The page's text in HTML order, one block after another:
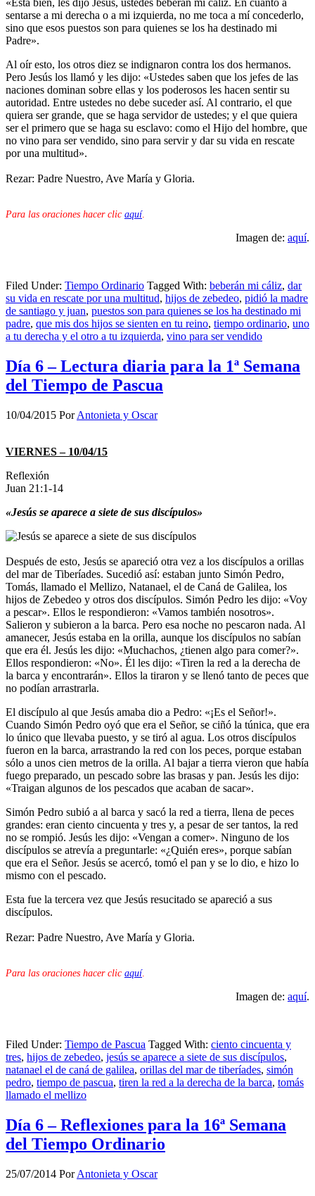
«Está bien, les dijo Jesús, ustedes beberán mi cáliz. En cuanto a
sentarse a mi derecha o a mi izquierda, no me toca a mí concederlo,
sino que esos puestos son para quienes se los ha destinado mi
Padre».
Al oír esto, los otros diez se indignaron contra los dos hermanos.
Pero Jesús los llamó y les dijo: «Ustedes saben que los jefes de las
naciones dominan sobre ellas y los poderosos les hacen sentir su
autoridad. Entre ustedes no debe suceder así. Al contrario, el que
quiera ser grande, que se haga servidor de ustedes; y el que quiera
ser el primero que se haga su esclavo: como el Hijo del hombre, que
no vino para ser vendido, sino para servir y dar su vida en rescate
por una multitud».
Rezar: Padre Nuestro, Ave María y Gloria.
Para las oraciones hacer clic aquí.
Imagen de: aquí.
Filed Under: Tiempo Ordinario Tagged With: beberán mi cáliz, dar
su vida en rescate por una multitud, hijos de zebedeo, pidió la madre
de santiago y juan, puestos son para quienes se los ha destinado mi
padre, que mis dos hijos se sienten en tu reino, tiempo ordinario, uno
a tu derecha y el otro a tu izquierda, vino para ser vendido
Día 6 – Lectura diaria para la 1ª Semana
del Tiempo de Pascua
10/04/2015 PorAntonieta y Oscar
VIERNES – 10/04/15
Reflexión
Juan 21:1-14
«Jesús se aparece a siete de sus discípulos»
Después de esto, Jesús se apareció otra vez a los discípulos a orillas
del mar de Tiberíades. Sucedió así: estaban junto Simón Pedro,
Tomás, llamado el Mellizo, Natanael, el de Caná de Galilea, los
hijos de Zebedeo y otros dos discípulos. Simón Pedro les dijo: «Voy
a pescar». Ellos le respondieron: «Vamos también nosotros».
Salieron y subieron a la barca. Pero esa noche no pescaron nada. Al
amanecer, Jesús estaba en la orilla, aunque los discípulos no sabían
que era él. Jesús les dijo: «Muchachos, ¿tienen algo para comer?».
Ellos respondieron: «No». Él les dijo: «Tiren la red a la derecha de
la barca y encontrarán». Ellos la tiraron y se llenó tanto de peces que
no podían arrastrarla.
El discípulo al que Jesús amaba dio a Pedro: «¡Es el Señor!».
Cuando Simón Pedro oyó que era el Señor, se ciñó la túnica, que era
lo único que llevaba puesto, y se tiró al agua. Los otros discípulos
fueron en la barca, arrastrando la red con los peces, porque estaban
sólo a unos cien metros de la orilla. Al bajar a tierra vieron que había
fuego preparado, un pescado sobre las brasas y pan. Jesús les dijo:
«Traigan algunos de los pescados que acaban de sacar».
Simón Pedro subió a al barca y sacó la red a tierra, llena de peces
grandes: eran ciento cincuenta y tres y, a pesar de ser tantos, la red
no se rompió. Jesús les dijo: «Vengan a comer». Ninguno de los
discípulos se atrevía a preguntarle: «¿Quién eres», porque sabían
que era el Señor. Jesús se acercó, tomó el pan y se lo dio, e hizo lo
mismo con el pescado.
Esta fue la tercera vez que Jesús resucitado se apareció a sus
discípulos.
Rezar: Padre Nuestro, Ave María y Gloria.
Para las oraciones hacer clic aquí.
Imagen de: aquí.
Filed Under: Tiempo de Pascua Tagged With: ciento cincuenta y
tres, hijos de zebedeo, jesús se aparece a siete de sus discípulos,
natanael el de caná de galilea, orillas del mar de tiberíades, simón
pedro, tiempo de pascua, tiren la red a la derecha de la barca, tomás
llamado el mellizo
Día 6 – Reflexiones para la 16ª Semana
del Tiempo Ordinario
25/07/2014 PorAntonieta y Oscar